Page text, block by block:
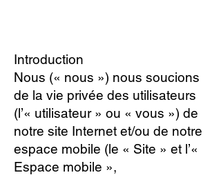
Introduction
Nous (« nous ») nous soucions
de la vie privée des utilisateurs
(l’« utilisateur » ou « vous ») de
notre site Internet et/ou de notre
espace mobile (le « Site » et l’«
Espace mobile »,